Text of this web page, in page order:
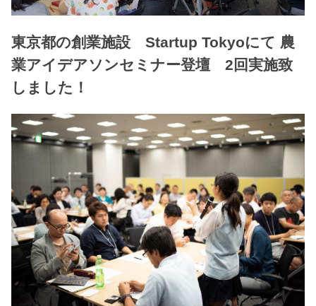
東京都の創業施設 Startup Tokyoにて 農
業アイデアソンセミナー登壇 2回実施致
しました！